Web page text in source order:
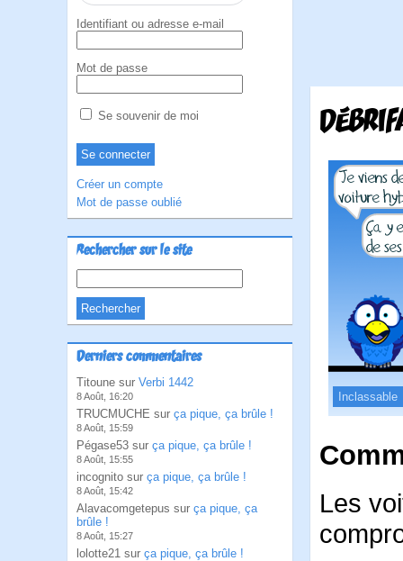
Identifiant ou adresse e-mail
Mot de passe
Se souvenir de moi
Créer un compte
Mot de passe oublié
Rechercher sur le site
Derniers commentaires
Titoune sur Verbi 1442
8 Août, 16:20
TRUCMUCHE sur ça pique, ça brûle !
8 Août, 15:59
Pégase53 sur ça pique, ça brûle !
8 Août, 15:55
incognito sur ça pique, ça brûle !
8 Août, 15:42
Alavacomgetepus sur ça pique, ça
brûle !
8 Août, 15:27
lolotte21 sur ça pique, ça brûle !
Inclassable
Les